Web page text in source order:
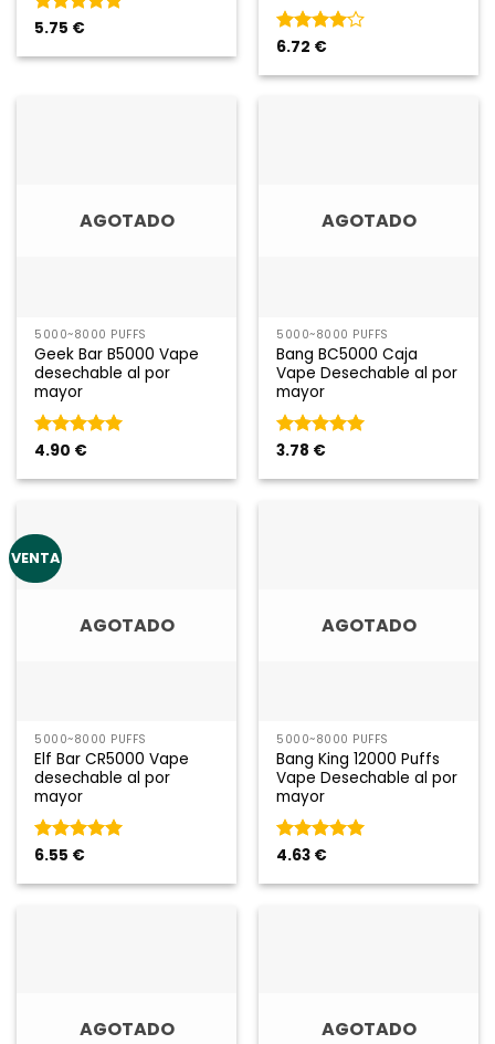
Rated5
5.75 €
Rated4
6.72 €
AGOTADO
5000~8000 PUFFS
Geek Bar B5000 Vape
desechable al por
mayor
Rated5
4.90 €
AGOTADO
5000~8000 PUFFS
Bang BC5000 Caja
Vape Desechable al por
mayor
Rated
3.78 €
VENTA
AGOTADO
5000~8000 PUFFS
Elf Bar CR5000 Vape
desechable al por
mayor
Rated5
6.55 €
AGOTADO
5000~8000 PUFFS
Bang King 12000 Puffs
Vape Desechable al por
mayor
Rated5
4.63 €
AGOTADO AGOTADO